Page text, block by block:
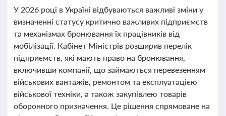
У 2026 році в Україні відбуваються важливі зміни у
визначенні статусу критично важливих підприємств
та механізмах бронювання їх працівників від
мобілізації. Кабінет Міністрів розширив перелік
підприємств, які мають право на бронювання,
включивши компанії, що займаються перевезенням
військових вантажів, ремонтом та експлуатацією
військової техніки, а також закупівлею товарів
оборонного призначення. Це рішення спрямоване на